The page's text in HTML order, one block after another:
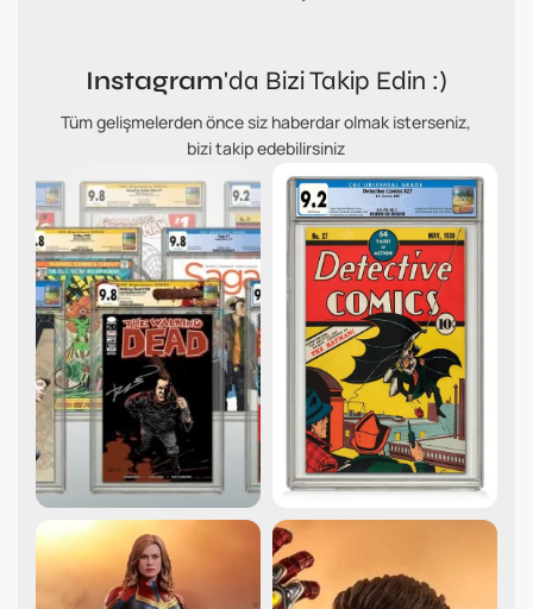
Instagram'da Bizi Takip Edin :)
Tüm gelişmelerden önce siz haberdar olmak isterseniz,
bizi takip edebilirsiniz